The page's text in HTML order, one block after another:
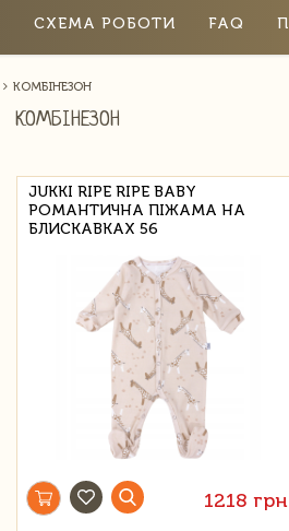
СХЕМА РОБОТИ FAQ
КОМБІНЕЗОН
КОМБІНЕЗОН
JUKKI RIPE RIPE BABY
РОМАНТИЧНА ПІЖАМА НА
БЛИСКАВКАХ 56
1218 грн